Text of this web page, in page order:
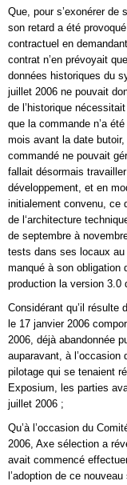
Que, pour s’exonérer
son retard a été
contractuel en
contrat n’en prévoyait
données historiques du
juillet 2006 ne pouvait
de l’historique
que la commande n’a
mois avant la date
commandé ne pouvait
fallait désormais
développement, et en
initialement convenu, ce
de l‘architecture
de septembre à
tests dans ses locaux au
manqué à son obligation
production la version 3.0
Considérant qu’il résulte
le 17 janvier 2006
2006, déjà abandonnée
auparavant, à l’occasion
pilotage qui se tenaient
Exposium, les parties
juillet 2006 ;
Qu’à l’occasion du
2006, Axe sélection a
avait commencé
l’adoption de ce